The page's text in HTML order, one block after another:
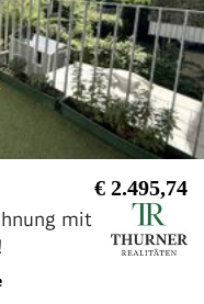
€ 2.495,74
mit